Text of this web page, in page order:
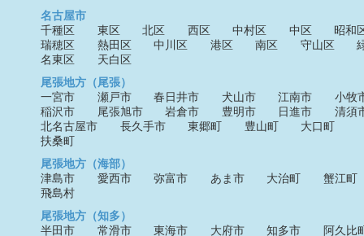
名古屋市
千種区
東区 北区 西区 中村区 中区
昭和
瑞穂区
熱田区 中川区 港区 南区 守山区
名東区
天白区
尾張地方（尾張）
一宮市
瀬戸市 春日井市 犬山市 江南市
小牧
稲沢市
尾張旭市 岩倉市 豊明市 日進市
清須
北名古屋市
長久手市 東郷町 豊山町
大口町
扶桑町
尾張地方（海部）
津島市
愛西市 弥富市 あま市 大治町
蟹江町
飛島村
尾張地方（知多）
半田市
常滑市 東海市 大府市 知多市 阿久比